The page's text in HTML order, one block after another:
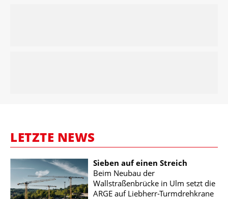
LETZTE NEWS
Sieben auf einen Streich
Beim Neubau der
Wallstraßenbrücke in Ulm setzt die
ARGE auf Liebherr-Turmdrehkrane